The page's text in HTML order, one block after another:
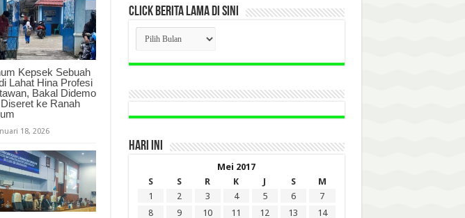
Kepsek Sebuah
Lahat Hina Profesi
Bakal Didemo
ke Ranah
18, 2026
CLICK BERITA LAMA DI SINI
CLICK
BERITA
LAMA
DI
HARI INI
Mei 2017
S
S R K J S
M
1
2 3 4 5 6
7
8
9 10 11 12 13
14